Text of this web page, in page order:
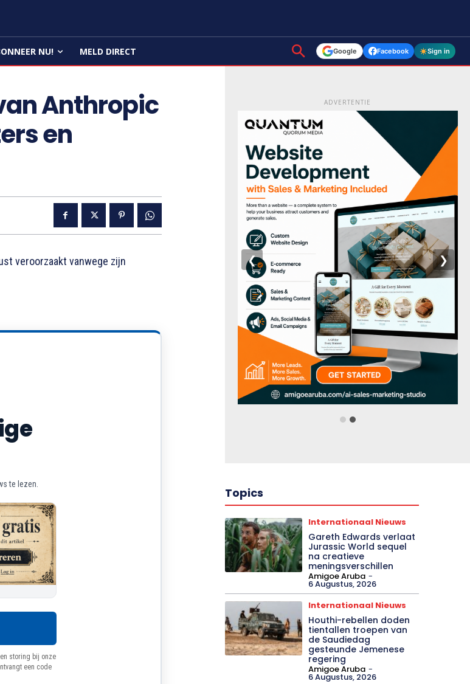
NU! MELD DIRECT Google Facebook Sign in
Anthropic
en
veroorzaakt vanwege zijn
te lezen.
storing bij onze
een code
ADVERTENTIE
❮ ❯
Topics
Internationaal Nieuws
Gareth Edwards verlaat
Jurassic World sequel
na creatieve
meningsverschillen
Amigoe Aruba -
6 Augustus, 2026
Internationaal Nieuws
Houthi-rebellen doden
tientallen troepen van
de Saudiedag
gesteunde Jemenese
regering
Amigoe Aruba -
6 Augustus, 2026